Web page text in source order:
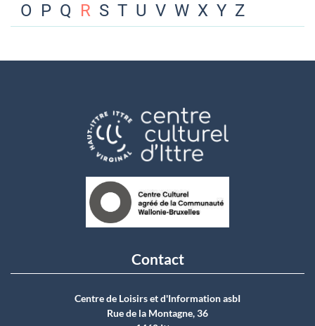
O P Q R S T U V W X Y Z
Contact
Centre de Loisirs et d'Information asbI
Rue de la Montagne, 36